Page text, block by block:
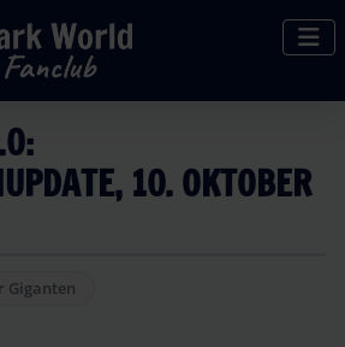
10. OKTOBER
Giganten